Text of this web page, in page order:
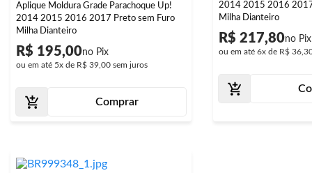
Aplique Moldura Grade Parachoque Up!
2014 2015 2016 2017 Preto sem Furo
Milha Dianteiro
R$ 195,00
ou em até 5x de R$ 39,00 sem juros
Comprar
2014 2015 2016
Milha Dianteiro
R$ 217,80
ou em até 6x de R$